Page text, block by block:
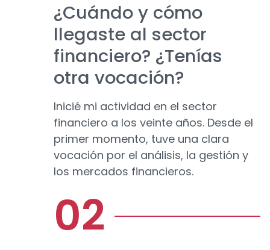
¿Cuándo y cómo
llegaste al sector
financiero? ¿Tenías
otra vocación?
Inicié mi actividad en el sector
financiero a los veinte años. Desde el
primer momento, tuve una clara
vocación por el análisis, la gestión y
los mercados financieros.